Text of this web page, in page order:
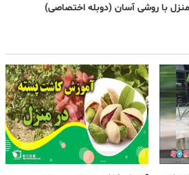
با روشی آسان (دوبله اختصاصی)